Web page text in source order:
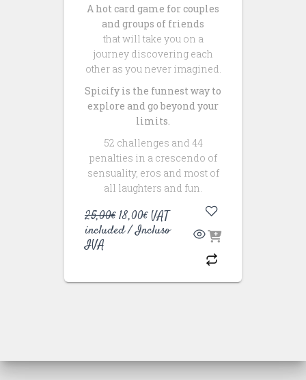
A hot card game for couples
and groups of friends
that will take you on a
journey discovering each
other as you never imagined.
Spicify is the funnest way to
explore and go beyond your
limits.
52 challenges and 44
penalties in a crescendo of
sensuality, eros and most of
all laughters and fun.
25,00€Original
price
18,00€Current
price
VAT
included / Incluso
IVA